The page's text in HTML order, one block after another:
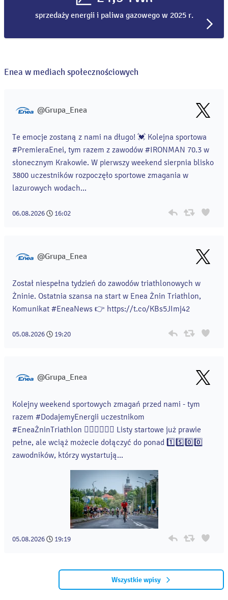
sprzedaży energii i paliwa gazowego w 2025 r.
Enea w mediach społecznościowych
@Grupa_Enea
Te emocje zostaną z nami na długo! 💓 Kolejna sportowa
#PremieraEnei, tym razem z zawodów #IRONMAN 70.3 w
słonecznym Krakowie. W pierwszy weekend sierpnia blisko
3800 uczestników rozpoczęło sportowe zmagania w
lazurowych wodach...
06.08.2026 16:02
@Grupa_Enea
Został niespełna tydzień do zawodów triathlonowych w
Żninie. Ostatnia szansa na start w Enea Żnin Triathlon,
Komunikat #EneaNews 👉 https://t.co/KBs5JImj42
05.08.2026 19:20
@Grupa_Enea
Kolejny weekend sportowych zmagań przed nami - tym
razem #DodajemyEnergii uczestnikom
#EneaŻninTriathlon 🏊‍♀️🚴‍♀️🏃‍♀️ Listy startowe już prawie
pełne, ale wciąż możecie dołączyć do ponad 1️⃣5️⃣0️⃣0️⃣
zawodników, którzy wystartują...
05.08.2026 19:19
Wszystkie wpisy